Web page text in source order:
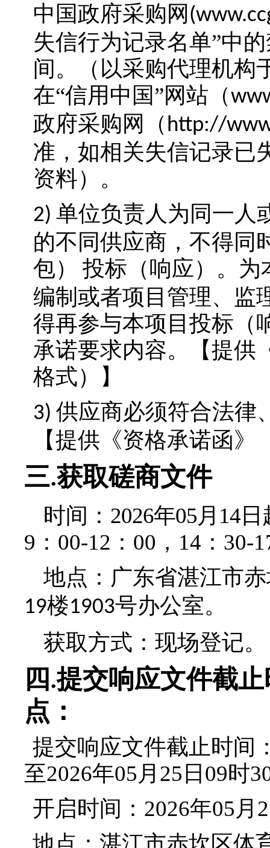
中国政府采购网
失信行为记录名单”中
间。（以采购代理机构
在“信用中国”网站（
政府采购网（http://
准，如相关失信记录已
资料） 。
2) 单位负责人为同一人
的不同供应商，不得同
包）
投标（响应）。为
编制或者项目管理、监
得再参与本项目投标（
承诺要求内容。
【提
格式）】
3) 供应商必须符合法律
【提供《资格承诺函
三.获取磋商文件
时间： 2026年05月14
9：00-12：00，14：30-
地点： 广东省湛江市
19楼1903号办公室。
获取方式： 现场登记。
四 .提交响应文件截
点：
提交响应文件截止时间
至2026年05月25日09时
开启时间 ：2026年05月